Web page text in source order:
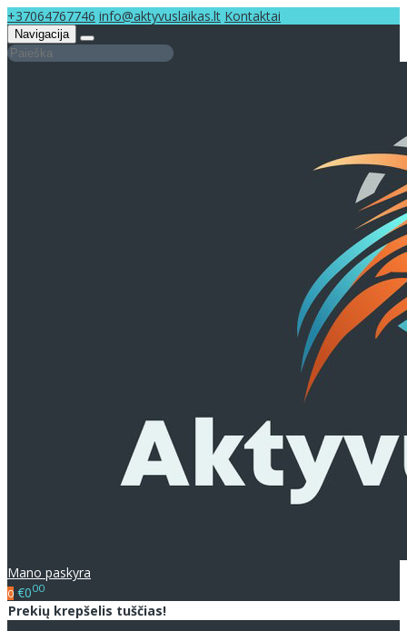
+37064767746 info@aktyvuslaikas.lt Kontaktai
Navigacija
Mano paskyra
0 €000
Prekių krepšelis tuščias!